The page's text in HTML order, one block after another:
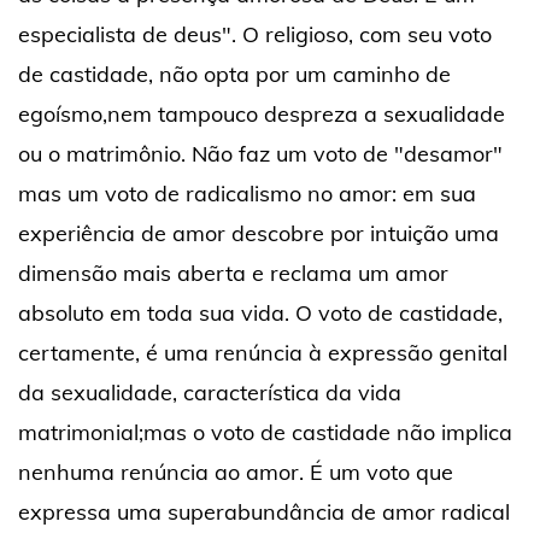
especialista de deus". O religioso, com seu voto
de castidade, não opta por um caminho de
egoísmo,nem tampouco despreza a sexualidade
ou o matrimônio. Não faz um voto de "desamor"
mas um voto de radicalismo no amor: em sua
experiência de amor descobre por intuição uma
dimensão mais aberta e reclama um amor
absoluto em toda sua vida. O voto de castidade,
certamente, é uma renúncia à expressão genital
da sexualidade, característica da vida
matrimonial;mas o voto de castidade não implica
nenhuma renúncia ao amor. É um voto que
expressa uma superabundância de amor radical